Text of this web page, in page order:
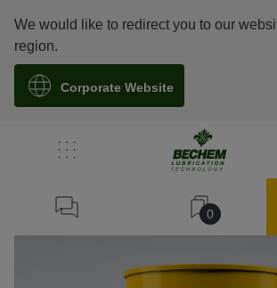
0
We would like to redirect you to our
region.
Corporate Website
溯源